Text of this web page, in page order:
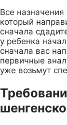
Все назначения
который
сначала
у ребенка
сначала вас
первичные
уже возьмут